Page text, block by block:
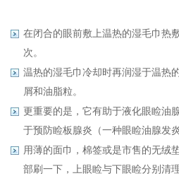
在闭合的眼前敷上温热的湿毛巾热
次。
温热的湿毛巾冷却时再润湿于温热
屑和油脂粒。
更重要的是，它有助于液化眼睑油
于预防睑板腺炎（一种眼睑油腺发
用薄的面巾，棉签或是市售的无绒
部刷一下，上眼睑与下眼睑分别清